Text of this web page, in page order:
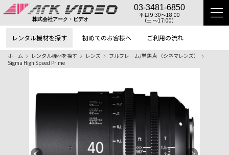
株式会社アーク・ビデオ
03-3481-6850
平日 9:30〜18:00
（土 〜17:00）
レンタル機材を探す 初めてのお客様へ ご利用の流れ
ホーム レンタル機材を探す レンズ
フルフレーム/単焦点 （シネマレンズ）
Sigma High Speed Prime